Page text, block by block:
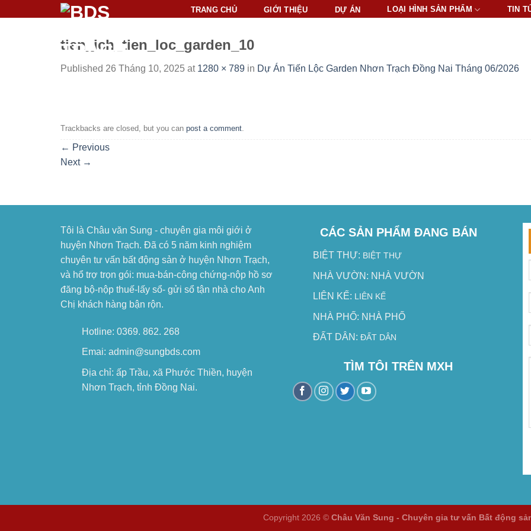
TRANG CHỦ GIỚI THIỆU DỰ ÁN LOẠI HÌNH SẢN PHẨM TIN
tien_ich_tien_loc_garden_10
Published 26 Tháng 10, 2025 at 1280 × 789 in Dự Án Tiến Lộc Garden Nhơn Trạch Đồng Nai Tháng 06/2026
Trackbacks are closed, but you can post a comment.
← Previous
Next →
Tôi là Châu văn Sung - chuyên gia môi giới ở
huyện Nhơn Trạch. Đã có 5 năm kinh nghiệm
chuyên tư vấn bất động sản ở huyện Nhơn Trạch,
và hổ trợ trọn gói: mua-bán-công chứng-nộp hồ sơ
đăng bộ-nộp thuế-lấy sổ- gửi sổ tận nhà cho Anh
Chị khách hàng bận rộn.
Hotline: 0369. 862. 268
Emai: admin@sungbds.com
Địa chỉ: ấp Trầu, xã Phước Thiền, huyện
Nhơn Trạch, tỉnh Đồng Nai.
CÁC SẢN PHẨM ĐANG BÁN
BIỆT THỰ: BIỆT THỰ
NHÀ VƯỜN: NHÀ VƯỜN
LIÊN KẾ: LIÊN KẾ
NHÀ PHỐ: NHÀ PHỐ
ĐẤT DÂN: ĐẤT DÂN
TÌM TÔI TRÊN MXH
Copyright 2026 © Châu Văn Sung - Chuyên gia tư vấn Bất động